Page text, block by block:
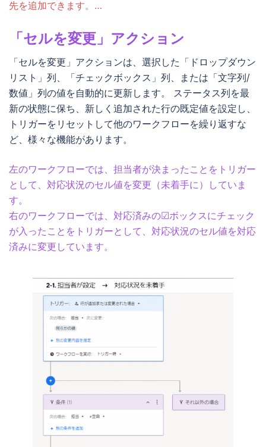
先を追加できます。…
「セルを変更」アクション
「セルを変更」アクションは、選択した「ドロップダウン
リスト」列、「チェックボックス」列、または「文字列/
数値」列の値を自動的に更新します。 ステータス列を最
新の状態に保ち、新しく追加された行の既定値を設定し、
トリガーをリセットして他のワークフローを繰り返すな
ど、様々な機能があります。
左のワークフローでは、担当者が決まったことをトリガー
として、対応状況のセル値を変更（未着手に）していま
す。
右のワークフローでは、対応済みの☑ボックスにチェック
が入ったことをトリガーとして、対応状況のセル値を対応
済みに変更しています。